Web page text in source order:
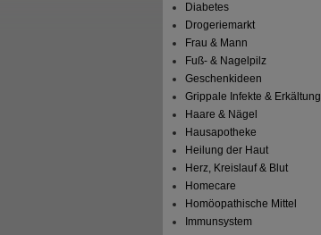
Diabetes
Drogeriemarkt
Frau & Mann
Fuß- & Nagelpilz
Geschenkideen
Grippale Infekte & Erkältung
Haare & Nägel
Hausapotheke
Heilung der Haut
Herz, Kreislauf & Blut
Homecare
Homöopathische Mittel
Immunsystem